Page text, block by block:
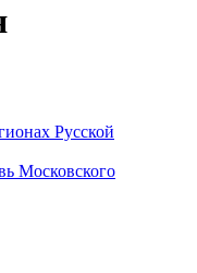
Русской
Московского